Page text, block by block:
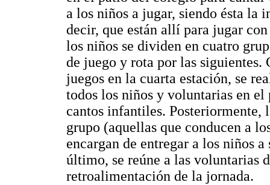
a los niños a jugar, siendo ésta la
decir, que están allí para jugar
los niños se dividen en cuatro
de juego y rota por las siguientes.
juegos en la cuarta estación, se
todos los niños y voluntarias en
cantos infantiles. Posteriormente,
grupo (aquellas que conducen a
encargan de entregar a los niños
último, se reúne a las voluntarias
retroalimentación de la jornada.